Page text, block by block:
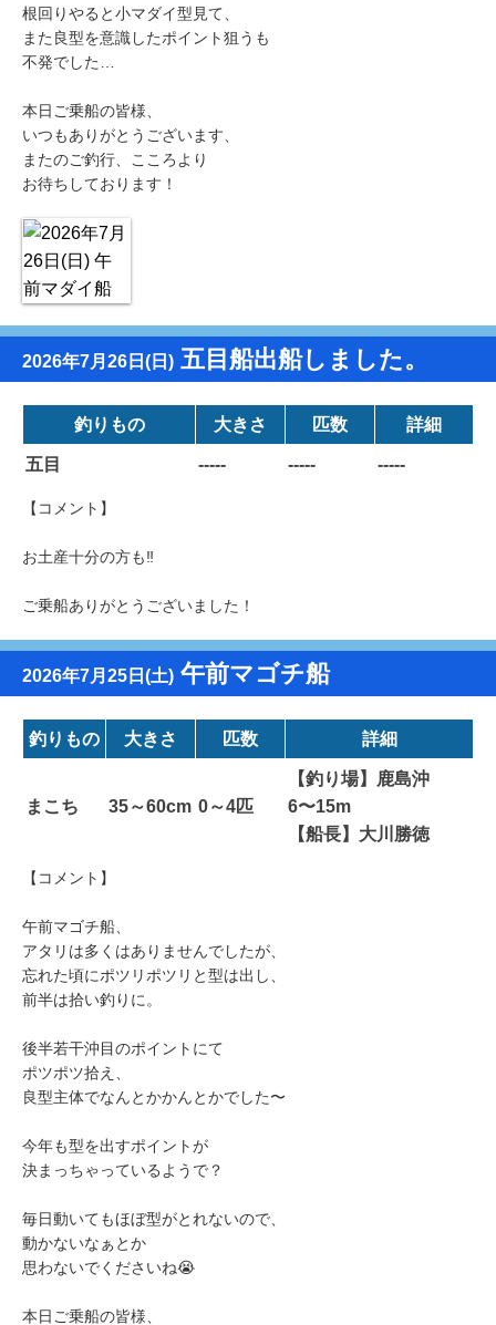
根回りやると小マダイ型見て、
また良型を意識したポイント狙うも
不発でした…
本日ご乗船の皆様、
いつもありがとうございます、
またのご釣行、こころより
お待ちしております！
2026年7月26日(日) 五目船出船しました。
釣りもの 大きさ 匹数 詳細
五目 ----- ----- -----
【コメント】
お土産十分の方も‼️
ご乗船ありがとうございました！
2026年7月25日(土) 午前マゴチ船
釣りもの 大きさ 匹数 詳細
まこち 35～60cm 0～4匹
【釣り場】鹿島沖
6〜15m
【船長】大川勝徳
【コメント】
午前マゴチ船、
アタリは多くはありませんでしたが、
忘れた頃にポツリポツリと型は出し、
前半は拾い釣りに。
後半若干沖目のポイントにて
ポツポツ拾え、
良型主体でなんとかかんとかでした〜
今年も型を出すポイントが
決まっちゃっているようで？
毎日動いてもほぼ型がとれないので、
動かないなぁとか
思わないでくださいね😭
本日ご乗船の皆様、